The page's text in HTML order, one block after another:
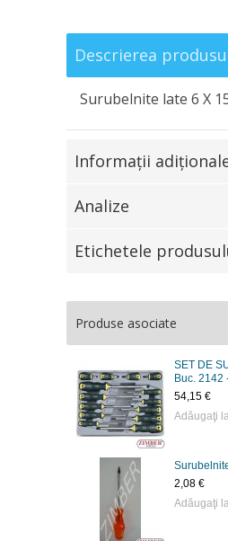
Descrierea
Surubelnite late 6 Х
Informaţii
Analize
Etichetele
Produse asociate
SET DE
Buc. 2142
54,15 €
Adăugaţi
2,08 €
Adăugaţi